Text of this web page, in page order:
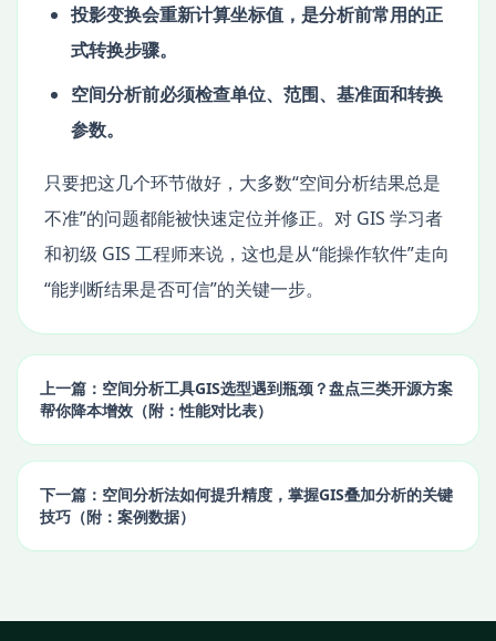
投影变换会重新计算坐标值，是分析前常用的正
式转换步骤。
空间分析前必须检查单位、范围、基准面和转换
参数。
只要把这几个环节做好，大多数“空间分析结果总是
不准”的问题都能被快速定位并修正。对 GIS 学习者
和初级 GIS 工程师来说，这也是从“能操作软件”走向
“能判断结果是否可信”的关键一步。
上一篇：空间分析工具GIS选型遇到瓶颈？盘点三类开源方案
帮你降本增效（附：性能对比表）
下一篇：空间分析法如何提升精度，掌握GIS叠加分析的关键
技巧（附：案例数据）